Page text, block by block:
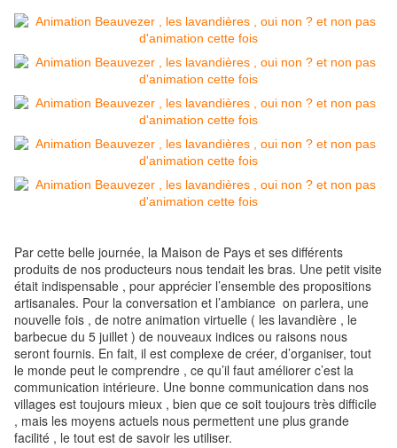
Par cette belle journée, la Maison de Pays et ses différents
produits de nos producteurs nous tendait les bras. Une petit visite
était indispensable , pour apprécier l’ensemble des propositions
artisanales. Pour la conversation et l’ambiance on parlera, une
nouvelle fois , de notre animation virtuelle ( les lavandière , le
barbecue du 5 juillet ) de nouveaux indices ou raisons nous
seront fournis. En fait, il est complexe de créer, d’organiser, tout
le monde peut le comprendre , ce qu’il faut améliorer c’est la
communication intérieure. Une bonne communication dans nos
villages est toujours mieux , bien que ce soit toujours très difficile
, mais les moyens actuels nous permettent une plus grande
facilité , le tout est de savoir les utiliser.